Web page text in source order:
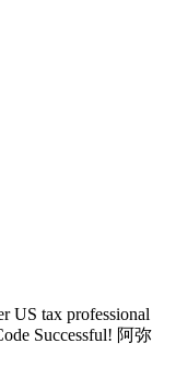
US tax professional
Successful! 阿弥